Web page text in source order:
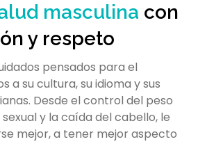
masculina con
y respeto
pensados para el
a su cultura, su idioma y sus
Desde el control del peso
y la caída del cabello, le
mejor, a tener mejor aspecto
en HolaVida para una
y real. Apoyo para la
bienestar sexual y la caída del
empatía y experiencia.